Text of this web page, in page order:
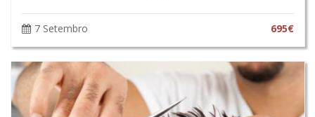
7 Setembro 695€